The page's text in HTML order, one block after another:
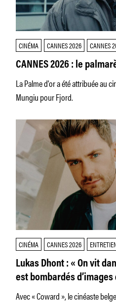
CINÉMA CANNES 2026 CANNES
CANNES 2026 : le
La Palme d'or a été attribuée au
Mungiu pour Fjord.
CINÉMA CANNES 2026
Lukas Dhont : « On vit
est bombardés
n’avais pas le désir de
Avec « Coward », le cinéaste